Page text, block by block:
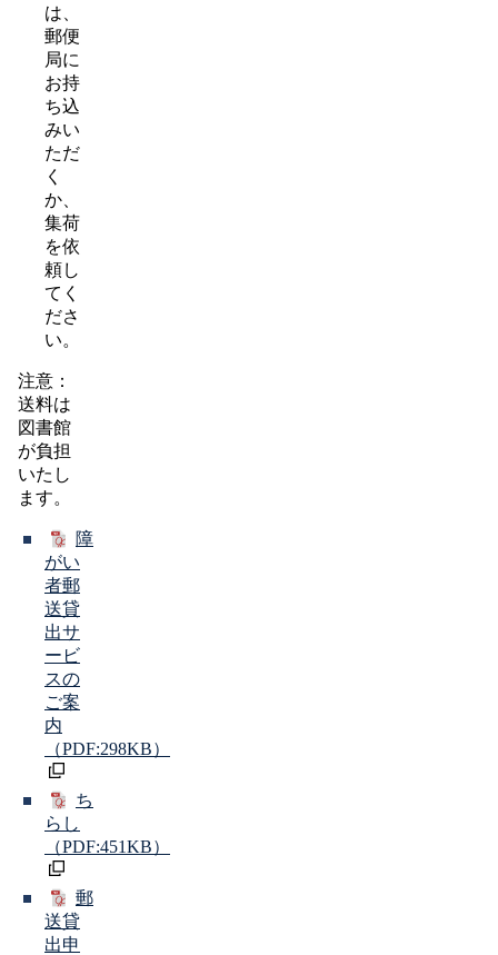
は、
郵便
局に
お持
ち込
みい
ただ
く
か、
集荷
を依
頼し
てく
ださ
い。
注意：
送料は
図書館
が負担
いたし
ます。
障
がい
者郵
送貸
出サ
ービ
スの
ご案
内
（PDF:298KB）
ち
らし
（PDF:451KB）
郵
送貸
出申